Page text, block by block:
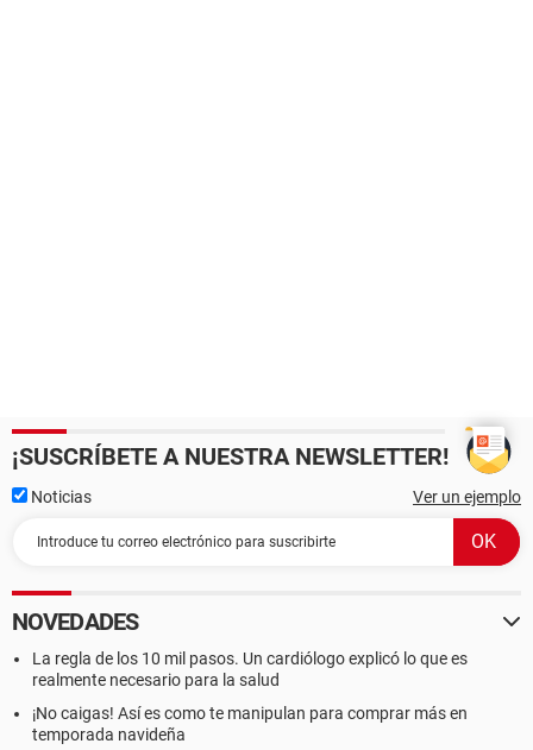
¡SUSCRÍBETE A NUESTRA NEWSLETTER!
Noticias Ver un ejemplo
NOVEDADES
La regla de los 10 mil pasos. Un cardiólogo explicó lo que es
realmente necesario para la salud
¡No caigas! Así es como te manipulan para comprar más en
temporada navideña